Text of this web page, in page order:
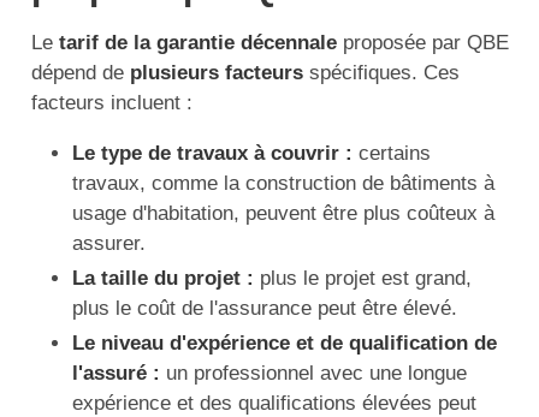
Le tarif de la garantie décennaleproposée par QBE
dépend de plusieurs facteursspécifiques. Ces
facteurs incluent :
Le type de travaux à couvrir : certains
travaux, comme la construction de bâtiments à
usage d'habitation, peuvent être plus coûteux à
assurer.
La taille du projet : plus le projet est grand,
plus le coût de l'assurance peut être élevé.
Le niveau d'expérience et de qualification de
l'assuré : un professionnel avec une longue
expérience et des qualifications élevées peut